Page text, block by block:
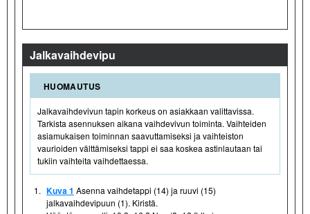
Jalkavaihdevipu
HUOMAUTUS
Jalkavaihdevivun tapin korkeus on asiakkaan valittavissa.
Tarkista asennuksen aikana vaihdevivun toiminta. Vaihteiden
asiamukaisen toiminnan saavuttamiseksi ja vaihteiston
vaurioiden välttämiseksi tappi ei saa koskea astinlautaan tai
tukiin vaihteita vaihdettaessa.
1. Kuva 1 Asenna vaihdetappi (14) ja ruuvi (15)
jalkavaihdevipuun (1). Kiristä.